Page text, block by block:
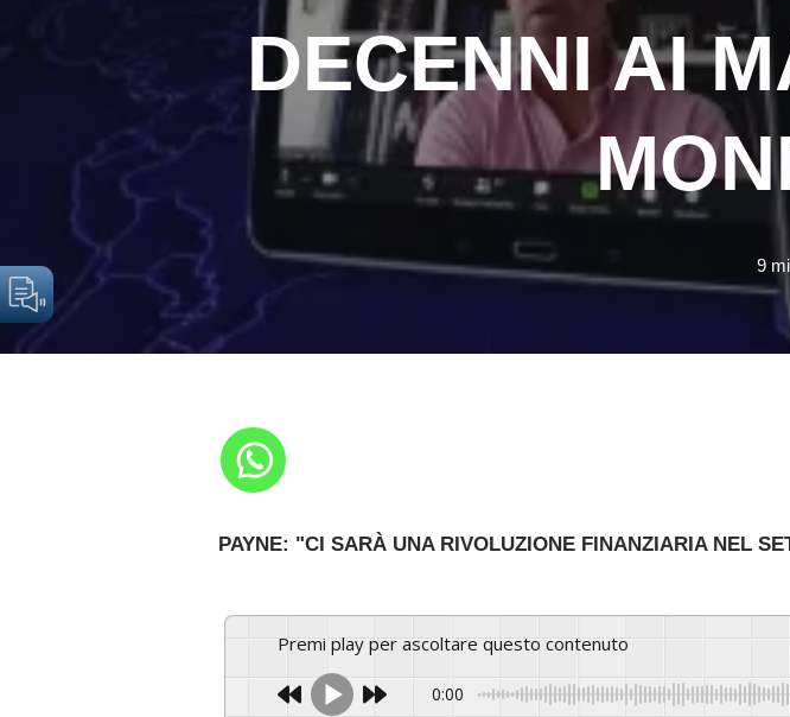
DECENNI AI
9
PAYNE: "CI SARÀ UNA RIVOLUZIONE FINANZIARIA NEL
Premi play per ascoltare questo contenuto
0:00